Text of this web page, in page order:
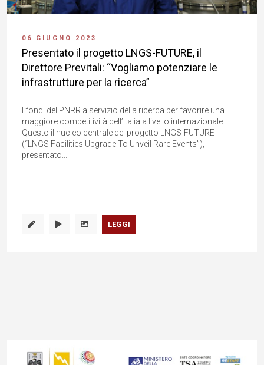
06 GIUGNO 2023
Presentato il progetto LNGS-FUTURE, il
Direttore Previtali: “Vogliamo potenziare le
infrastrutture per la ricerca”
I fondi del PNRR a servizio della ricerca per favorire una
maggiore competitività dell’Italia a livello internazionale.
Questo il nucleo centrale del progetto LNGS-FUTURE
(“LNGS Facilities Upgrade To Unveil Rare Events”),
presentato...
LEGGI